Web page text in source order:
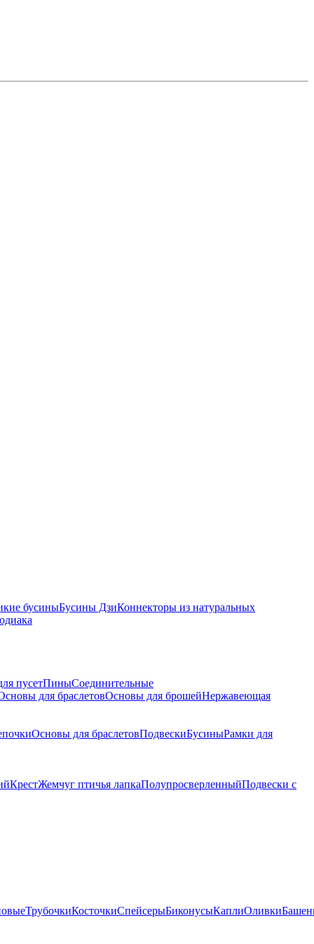
бусиныБусины ДзиКоннекторы из натуральных
пусетПиныСоединительные
для браслетовОсновы для брошейНержавеющая
Основы для браслетовПодвескиБусиныРамки для
КрестЖемчуг птичья лапкаПолупросверленныйПодвески с
ТрубочкиКосточкиСпейсерыБиконусыКаплиОливки